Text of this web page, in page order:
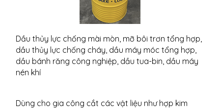
Dầu thủy lực chống mài mòn, mỡ bôi trơn tổng hợp,
dầu thủy lực chống cháy, dầu máy móc tổng hợp,
dầu bánh răng công nghiệp, dầu tua-bin, dầu máy
nén khí
Dùng cho gia công cắt các vật liệu như hợp kim